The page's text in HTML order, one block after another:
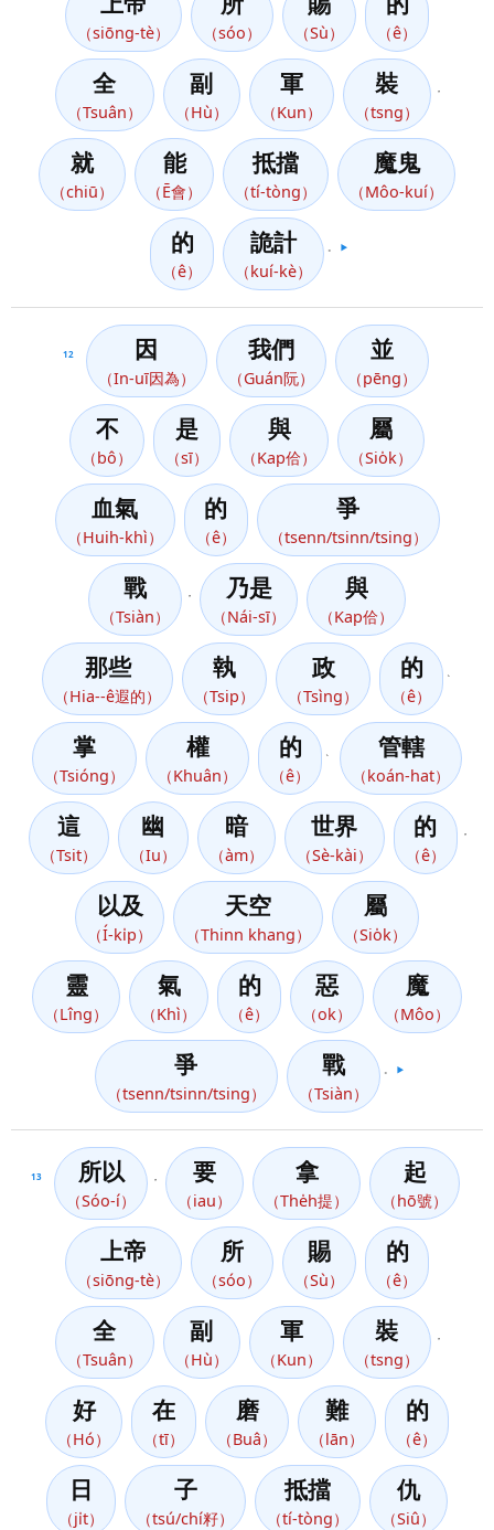
（siōng-tè） （sóo） （Sù） （ê）
全
（Tsuân）
副
（Hù）
軍
（Kun）
裝
（tsng）
就
（chiū）
能
（Ē會）
抵擋
（tí-tòng）
魔鬼
（Môo-kuí）
的
（ê）
詭計
（kuí-kè）
▶️
12 因
（In-uī因為）
我們
（Guán阮）
並
（pēng）
不
（bô）
是
（sī）
與
（Kap佮）
屬
（Sio̍k）
血氣
（Huih-khì）
的
（ê）
爭
（tsenn/tsinn/tsing）
戰
（Tsiàn）
乃是
（Nái-sī）
與
（Kap佮）
那些
（Hia--ê遐的）
執
（Tsip）
政
（Tsìng）
的
（ê）
掌
（Tsióng）
權
（Khuân）
的
（ê）
管轄
（koán-hat）
這
（Tsit）
幽
（Iu）
暗
（àm）
世界
（Sè-kài）
的
（ê）
以及
（Í-ki̍p）
天空
（Thinn khang）
屬
（Sio̍k）
靈
（Lîng）
氣
（Khì）
的
（ê）
惡
（ok）
魔
（Môo）
爭
（tsenn/tsinn/tsing）
戰
（Tsiàn）
▶️
13 所以
（Sóo-í）
要
（iau）
拿
（The̍h提）
起
（hō號）
上帝
（siōng-tè）
所
（sóo）
賜
（Sù）
的
（ê）
全
（Tsuân）
副
（Hù）
軍
（Kun）
裝
（tsng）
好
（Hó）
在
（tī）
磨
（Buâ）
難
（lān）
的
（ê）
日
（ji̍t）
子
（tsú/chí籽）
抵擋
（tí-tòng）
仇
（Siû）